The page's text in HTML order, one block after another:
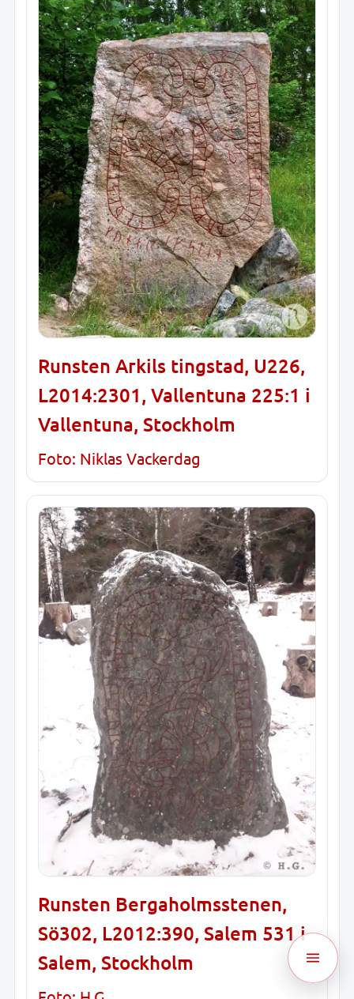
Runsten Arkils tingstad, U226,
L2014:2301, Vallentuna 225:1 i
Vallentuna, Stockholm
Foto: Niklas Vackerdag
Runsten Bergaholmsstenen,
Sö302, L2012:390, Salem 531 i
Salem, Stockholm